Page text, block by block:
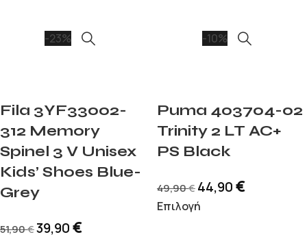
-23%
Fila 3YF33002-
312 Memory
Spinel 3 V Unisex
Kids’ Shoes Blue-
Grey
51,90€39,90€
-10%
Puma 403704-02
Trinity 2 LT AC+
PS Black
49,90€ 44,90€
Επιλογή